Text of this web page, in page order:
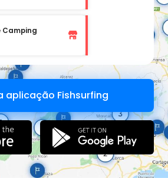
Camping
aplicação Fishsurfing